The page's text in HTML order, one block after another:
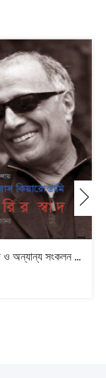
চেরির স্বাদ ও অন্যান্য সংকলন ও ভাষান্তর : সন্দীপন ভট্টাচার্য